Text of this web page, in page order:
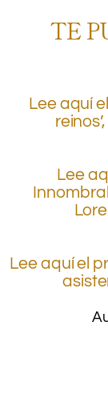
TE
Lee aquí
Lee
Lee aquí el